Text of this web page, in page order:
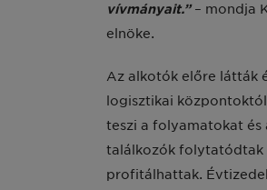
vívmányait.”– mondja
elnöke.
Az alkotók előre látták
logisztikai
teszi a folyamatokat és
találkozók folytatódtak
profitálhattak.